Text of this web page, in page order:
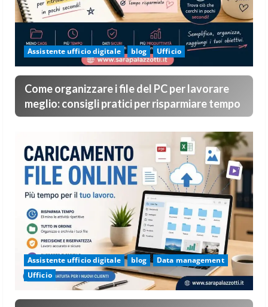
Assistente ufficio digitale blog Ufficio
Come organizzare i file del PC per lavorare
meglio: consigli pratici per risparmiare tempo
Assistente ufficio digitale blog
Data management
Ufficio